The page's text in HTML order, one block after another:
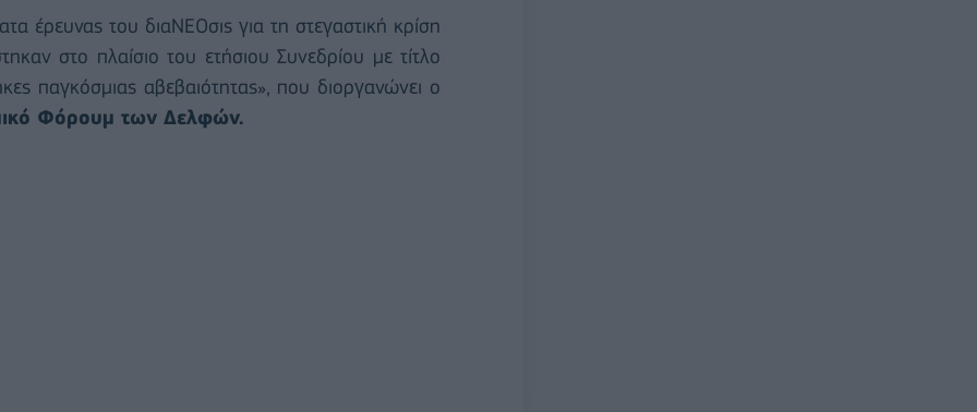
έρευνας του διαΝΕΟσις για τη στεγαστική κρίση
στο πλαίσιο του ετήσιου Συνεδρίου με τίτλο
παγκόσμιας αβεβαιότητας», που διοργανώνει ο
Φόρουμ των Δελφών.